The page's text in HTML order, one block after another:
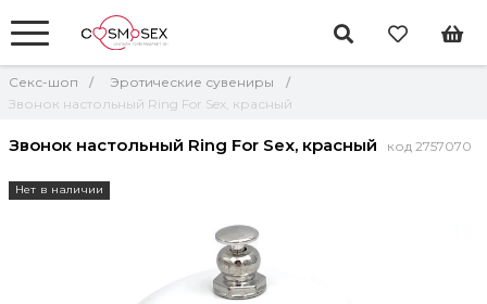
Секс-шоп
Эротические сувениры
Звонок настольный Ring For Sex, красный
Звонок настольный Ring For Sex, красный код 2757070
Нет в наличии